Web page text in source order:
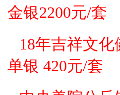
金银2200元/套
18年吉祥文
单银 420元/套